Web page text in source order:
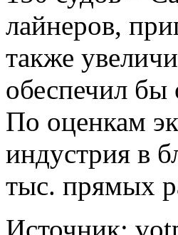
лайнеров,
также
обеспечил бы
По оценкам
индустрия в
тыс. прямых
Источник: